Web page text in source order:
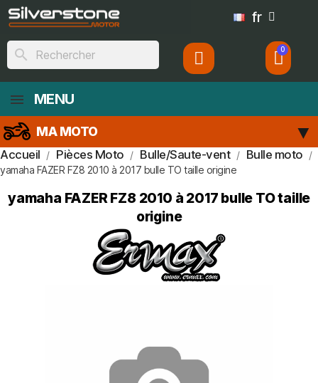
fr
search
MENU
MA MOTO
Accueil Pièces Moto Bulle/Saute-vent Bulle moto
yamaha FAZER FZ8 2010 à 2017 bulle TO taille origine
yamaha FAZER FZ8 2010 à 2017 bulle TO taille
origine